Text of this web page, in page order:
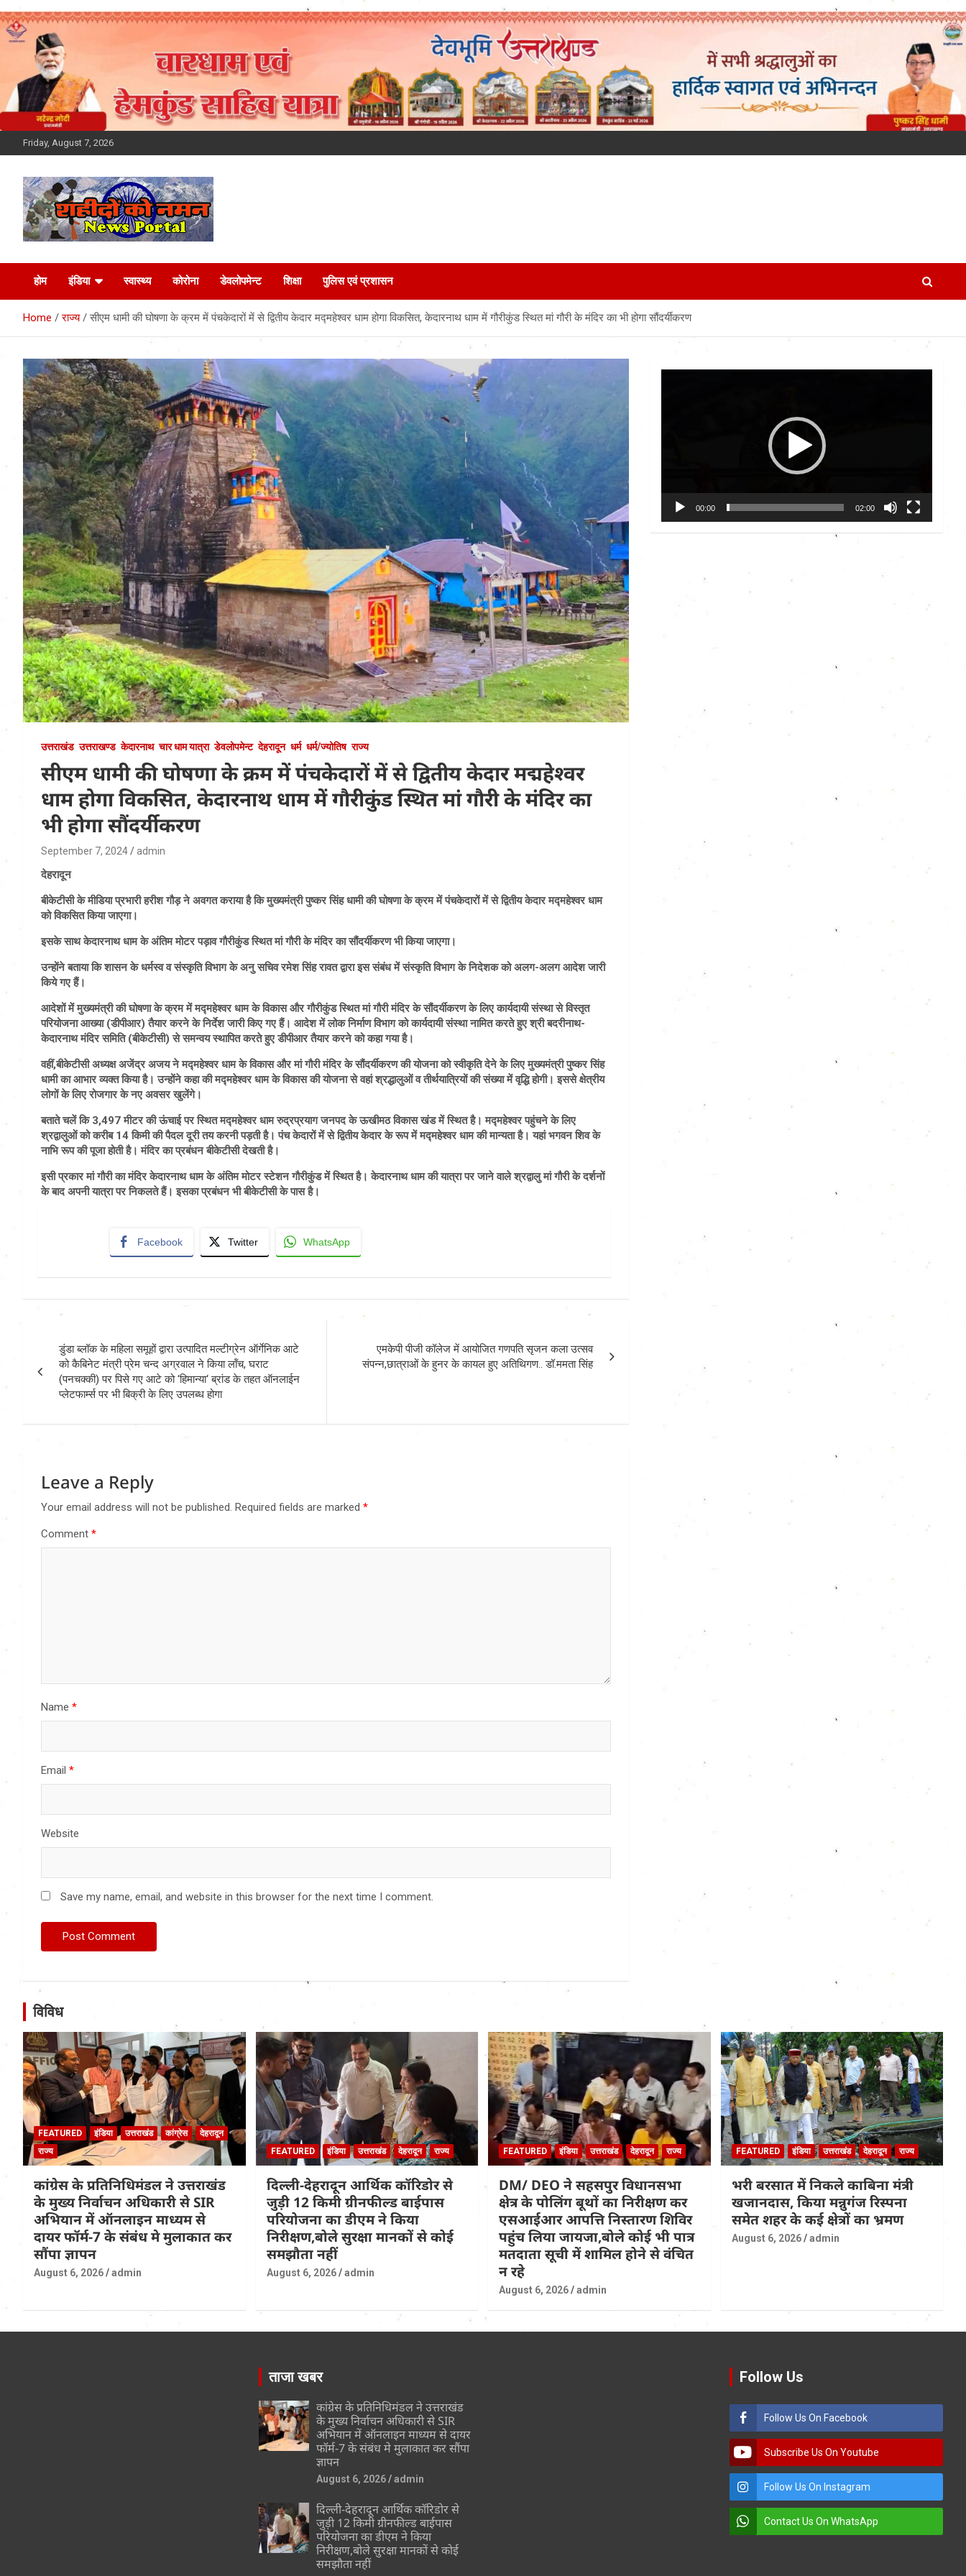
Skip
to
Friday, August 7, 2026
Latest News Today,
Breaking News,
Uttarakhand News in
Hindi
होम इंडिया स्वास्थ्य कोरोना डेवलोपमेन्ट शिक्षा पुलिस एवं प्रशासन
Home राज्य सीएम धामी की घोषणा के क्रम में पंचकेदारों में से द्वितीय केदार मद्महेश्वर धाम होगा विकसित, केदारनाथ धाम में गौरीकुंड स्थित मां गौरी के मंदिर का भी होगा सौंदर्यीकरण
उत्तराखंड उत्तराखण्ड केदारनाथ चार धाम यात्रा डेवलोपमेन्ट देहरादून धर्म धर्म/ज्योतिष राज्य
सीएम धामी की घोषणा के क्रम में पंचकेदारों में से द्वितीय केदार मद्महेश्वर
धाम होगा विकसित, केदारनाथ धाम में गौरीकुंड स्थित मां गौरी के मंदिर का
भी होगा सौंदर्यीकरण
September 7, 2024 admin
देहरादून
बीकेटीसी के मीडिया प्रभारी हरीश गौड़ ने अवगत कराया है कि मुख्यमंत्री पुष्कर सिंह धामी की घोषणा के क्रम में पंचकेदारों में से द्वितीय केदार मद्महेश्वर धाम
को विकसित किया जाएगा।
इसके साथ केदारनाथ धाम के अंतिम मोटर पड़ाव गौरीकुंड स्थित मां गौरी के मंदिर का सौंदर्यीकरण भी किया जाएगा।
उन्होंने बताया कि शासन के धर्मस्व व संस्कृति विभाग के अनु सचिव रमेश सिंह रावत द्वारा इस संबंध में संस्कृति विभाग के निदेशक को अलग-अलग आदेश जारी
किये गए हैं।
आदेशों में मुख्यमंत्री की घोषणा के क्रम में मद्महेश्वर धाम के विकास और गौरीकुंड स्थित मां गौरी मंदिर के सौंदर्यीकरण के लिए कार्यदायी संस्था से विस्तृत
परियोजना आख्या (डीपीआर) तैयार करने के निर्देश जारी किए गए हैं। आदेश में लोक निर्माण विभाग को कार्यदायी संस्था नामित करते हुए श्री बदरीनाथ-
केदारनाथ मंदिर समिति (बीकेटीसी) से समन्वय स्थापित करते हुए डीपीआर तैयार करने को कहा गया है।
वहीं,बीकेटीसी अध्यक्ष अजेंद्र अजय ने मद्महेश्वर धाम के विकास और मां गौरी मंदिर के सौंदर्यीकरण की योजना को स्वीकृति देने के लिए मुख्यमंत्री पुष्कर सिंह
धामी का आभार व्यक्त किया है। उन्होंने कहा की मद्महेश्वर धाम के विकास की योजना से वहां श्रद्धालुओं व तीर्थयात्रियों की संख्या में वृद्धि होगी। इससे क्षेत्रीय
लोगों के लिए रोजगार के नए अवसर खुलेंगे।
बताते चलें कि 3,497 मीटर की ऊंचाई पर स्थित मद्महेश्वर धाम रुद्रप्रयाग जनपद के ऊखीमठ विकास खंड में स्थित है। मद्महेश्वर पहुंचने के लिए
श्रद्वालुओं को करीब 14 किमी की पैदल दूरी तय करनी पड़ती है। पंच केदारों में से द्वितीय केदार के रूप में मद्महेश्वर धाम की मान्यता है। यहां भगवन शिव के
नाभि रूप की पूजा होती है। मंदिर का प्रबंधन बीकेटीसी देखती है।
इसी प्रकार मां गौरी का मंदिर केदारनाथ धाम के अंतिम मोटर स्टेशन गौरीकुंड में स्थित है। केदारनाथ धाम की यात्रा पर जाने वाले श्रद्वालु मां गौरी के दर्शनों
के बाद अपनी यात्रा पर निकलते हैं। इसका प्रबंधन भी बीकेटीसी के पास है।
Facebook Twitter WhatsApp
navigation
डुंडा ब्लॉक के महिला समूहों द्वारा उत्पादित मल्टीग्रेन ऑर्गेनिक आटे
को कैबिनेट मंत्री प्रेम चन्द अग्रवाल ने किया लॉंच, घराट
(पनचक्की) पर पिसे गए आटे को ‘हिमान्या‘ ब्रांड के तहत ऑनलाईन
प्लेटफार्म्स पर भी बिक्री के लिए उपलब्ध होगा
एमकेपी पीजी कॉलेज में आयोजित गणपति सृजन कला उत्सव
संपन्न,छात्राओं के हुनर के कायल हुए अतिथिगण.. डॉ.ममता सिंह
Leave a Reply
Your email address will not be published. Required fields are marked *
Comment *
Name *
Email *
Website
Save my name, email, and website in this browser for the next time I comment.
00:00 02:00
विविध
FEATURED इंडिया उत्तराखंड कांग्रेस
देहरादून
राज्य
कांग्रेस के प्रतिनिधिमंडल ने उत्तराखंड
के मुख्य निर्वाचन अधिकारी से SIR
अभियान में ऑनलाइन माध्यम से
दायर फॉर्म-7 के संबंध मे मुलाकात कर
सौंपा ज्ञापन
August 6, 2026 admin
FEATURED इंडिया उत्तराखंड देहरादून राज्य
दिल्ली-देहरादून आर्थिक कॉरिडोर से
जुड़ी 12 किमी ग्रीनफील्ड बाईपास
परियोजना का डीएम ने किया
निरीक्षण,बोले सुरक्षा मानकों से कोई
समझौता नहीं
August 6, 2026 admin
FEATURED इंडिया उत्तराखंड देहरादून राज्य
DM/ DEO ने सहसपुर विधानसभा
क्षेत्र के पोलिंग बूथों का निरीक्षण कर
एसआईआर आपत्ति निस्तारण शिविर
पहुंच लिया जायजा,बोले कोई भी पात्र
मतदाता सूची में शामिल होने से वंचित
न रहे
August 6, 2026 admin
FEATURED इंडिया उत्तराखंड देहरादून राज्य
भरी बरसात में निकले काबिना मंत्री
खजानदास, किया मन्नुगंज रिस्पना
समेत शहर के कई क्षेत्रों का भ्रमण
August 6, 2026 admin
ताजा खबर
कांग्रेस के प्रतिनिधिमंडल ने उत्तराखंड
के मुख्य निर्वाचन अधिकारी से SIR
अभियान में ऑनलाइन माध्यम से दायर
फॉर्म-7 के संबंध मे मुलाकात कर सौंपा
ज्ञापन
August 6, 2026 admin
दिल्ली-देहरादून आर्थिक कॉरिडोर से
जुड़ी 12 किमी ग्रीनफील्ड बाईपास
परियोजना का डीएम ने किया
निरीक्षण,बोले सुरक्षा मानकों से कोई
समझौता नहीं
Follow Us
Follow Us On Facebook
Subscribe Us On Youtube
Follow Us On Instagram
Contact Us On WhatsApp